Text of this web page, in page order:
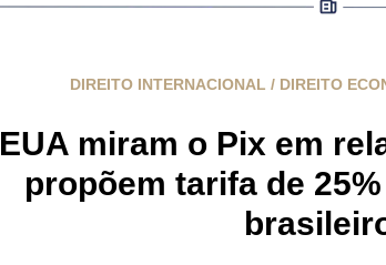
DIREITO INTERNACIONAL / DIREITO
EUA miram o Pix em
propõem tarifa de